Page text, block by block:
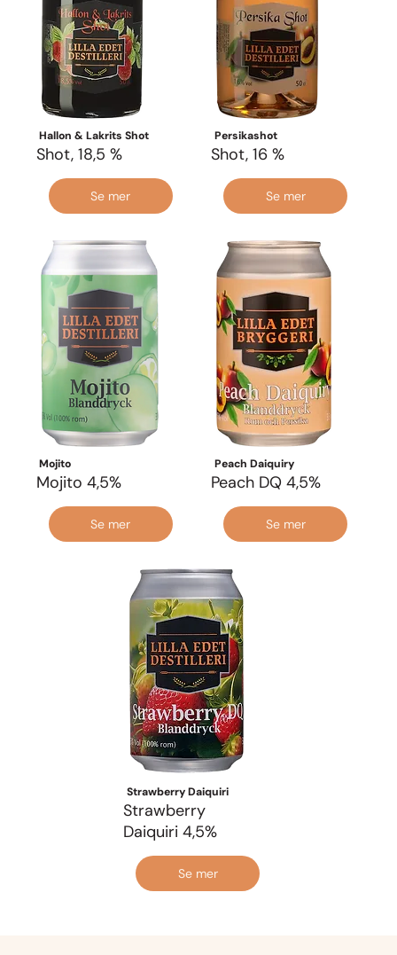
Hallon & Lakrits Shot
Shot, 18,5 %
Se mer
Persikashot
Shot, 16 %
Se mer
Mojito
Mojito 4,5%
Se mer
Peach Daiquiry
Peach DQ 4,5%
Se mer
Strawberry Daiquiri
Strawberry
Daiquiri 4,5%
Se mer